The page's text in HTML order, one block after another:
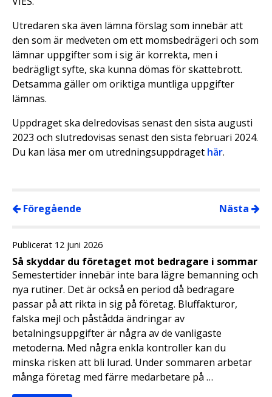
Utredaren ska även lämna förslag som innebär att
den som är medveten om ett momsbedrägeri och som
lämnar uppgifter som i sig är korrekta, men i
bedrägligt syfte, ska kunna dömas för skattebrott.
Detsamma gäller om oriktiga muntliga uppgifter
lämnas.
Uppdraget ska delredovisas senast den sista augusti
2023 och slutredovisas senast den sista februari 2024.
Du kan läsa mer om utredningsuppdraget här.
Föregående Nästa
Publicerat 12 juni 2026
Så skyddar du företaget mot bedragare i sommar
Semestertider innebär inte bara lägre bemanning och
nya rutiner. Det är också en period då bedragare
passar på att rikta in sig på företag. Bluffakturor,
falska mejl och påstådda ändringar av
betalningsuppgifter är några av de vanligaste
metoderna. Med några enkla kontroller kan du
minska risken att bli lurad. Under sommaren arbetar
många företag med färre medarbetare på …